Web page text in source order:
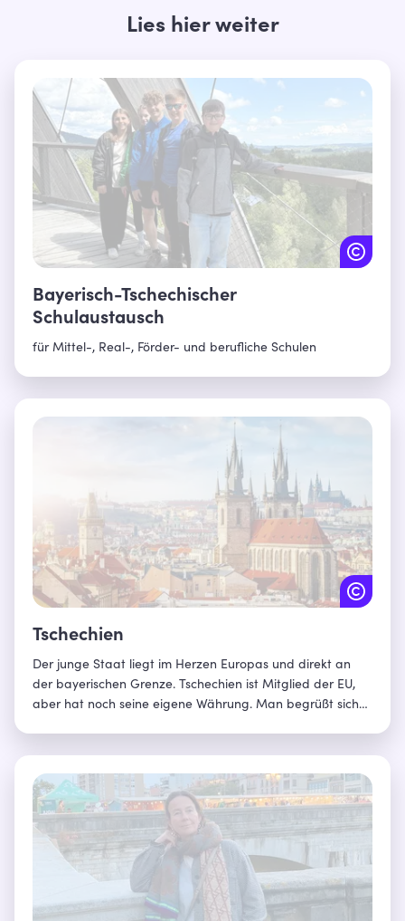
Lies hier weiter
Bayerisch-Tschechischer
Schulaustausch
für Mittel-, Real-, Förder- und berufliche Schulen
Tschechien
Der junge Staat liegt im Herzen Europas und direkt an
der bayerischen Grenze. Tschechien ist Mitglied der EU,
aber hat noch seine eigene Währung. Man begrüßt sich
gleichermaßen herzlich, naturverbunden und
abenteuerlustig sind. Erfahren mehr über Bayerns
Nachbarland Tschechien!